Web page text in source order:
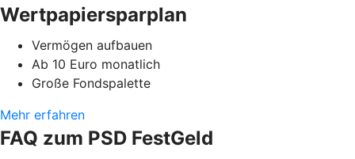
Wertpapiersparplan
Vermögen aufbauen
Ab 10 Euro monatlich
Große Fondspalette
Mehr erfahren
FAQ zum PSD FestGeld